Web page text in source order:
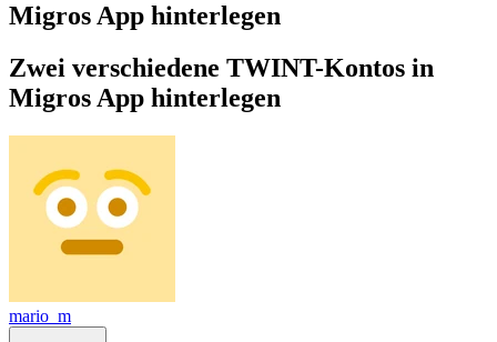
Migros App hinterlegen
Zwei verschiedene TWINT-Kontos in
Migros App hinterlegen
mario_m